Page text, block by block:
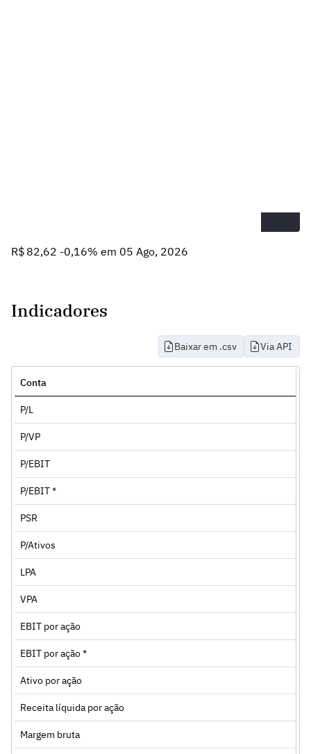
R$ 82,62 -0,16% em 05 Ago, 2026
Indicadores
Baixar em .csv Via API
Conta
P/L
P/VP
P/EBIT
P/EBIT *
PSR
P/Ativos
LPA
VPA
EBIT por ação
EBIT por ação *
Ativo por ação
Receita líquida por ação
Margem bruta